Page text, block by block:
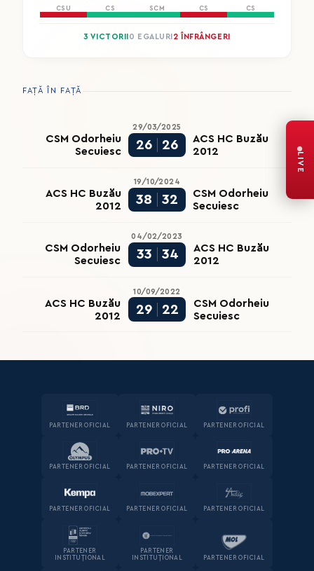
CSU CS SCM CS CS
3 VICTORII 0 EGALURI 2 ÎNFRÂNGERI
FAȚĂ ÎN FAȚĂ
29/03/2025
CSM Odorheiu
Secuiesc
26 26
ACS HC Buzău
2012
19/10/2024
ACS HC Buzău
2012
38 32
CSM Odorheiu
Secuiesc
04/02/2023
CSM Odorheiu
Secuiesc
33 34
ACS HC Buzău
2012
10/09/2022
ACS HC Buzău
2012
29 22
CSM Odorheiu
Secuiesc
PARTENER OFICIAL PARTENER OFICIAL PARTENER OFICIAL
PARTENER OFICIAL PARTENER OFICIAL PARTENER OFICIAL
PARTENER OFICIAL PARTENER OFICIAL PARTENER OFICIAL
PARTENER
INSTITUȚIONAL
PARTENER
INSTITUȚIONAL
PARTENER OFICIAL
LIVE